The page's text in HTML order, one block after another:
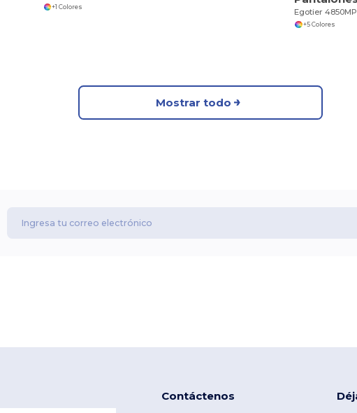
+1 Colores
Egotier 4850MP
+5 Colores
Mostrar todo
Contáctenos